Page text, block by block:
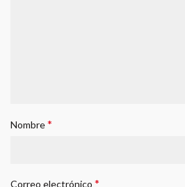
Nombre*
Correo electrónico *